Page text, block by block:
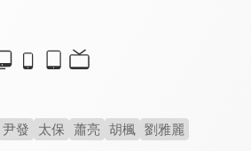
5.8
弟子也瘋狂(國)
翻轉少林英雄嚴肅形象
5.8
弟子也瘋狂(粵)
輕鬆幽默的武打喜劇經典
尹發 太保 蕭亮 胡楓 劉雅麗